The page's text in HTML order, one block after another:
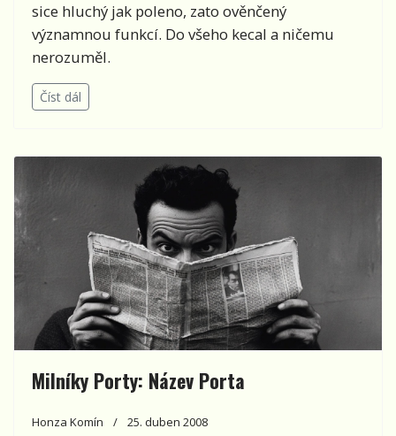
sice hluchý jak poleno, zato ověnčený
významnou funkcí. Do všeho kecal a ničemu
nerozuměl.
Číst dál
Milníky Porty: Název Porta
Honza Komín 25. duben 2008